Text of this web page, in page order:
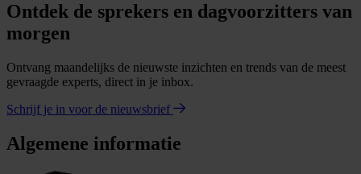
Ontdek de sprekers en dagvoorzitters van
morgen
Ontvang maandelijks de nieuwste inzichten en trends van de meest
gevraagde experts, direct in je inbox.
Schrijf je in voor de nieuwsbrief
Algemene informatie